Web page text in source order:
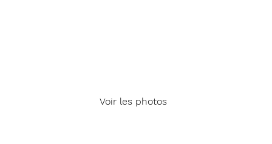
Voir les photos